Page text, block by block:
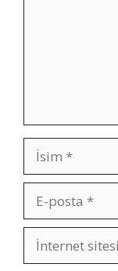
İsim
posta
İnternet
sitesi